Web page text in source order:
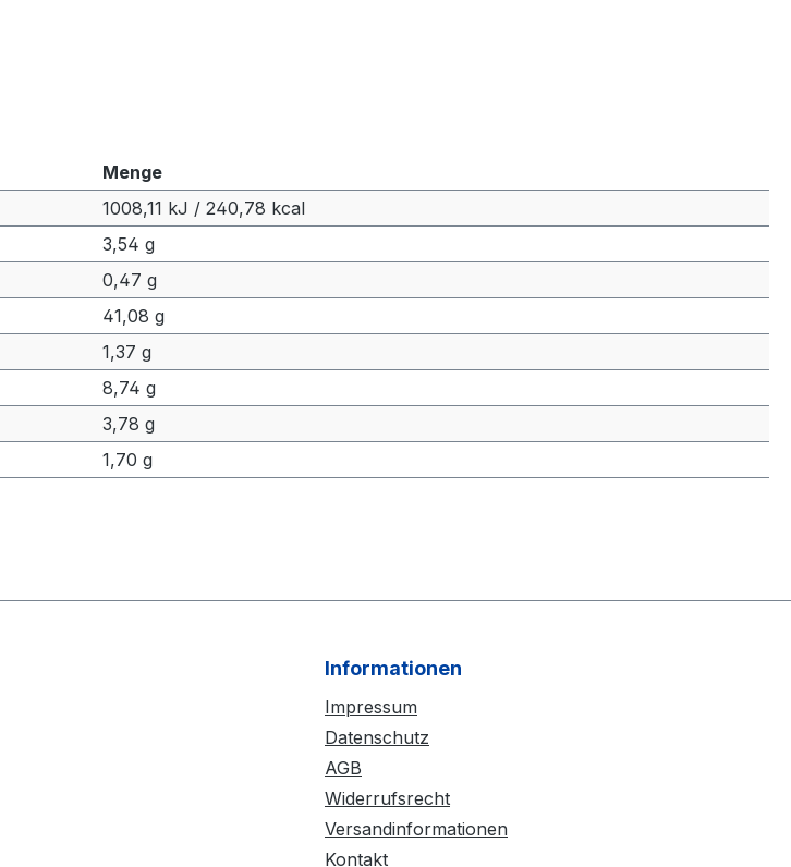
Menge
1008,11 kJ / 240,78 kcal
3,54 g
0,47 g
41,08 g
1,37 g
8,74 g
3,78 g
1,70 g
Informationen
Impressum
Datenschutz
AGB
Widerrufsrecht
Versandinformationen
Kontakt